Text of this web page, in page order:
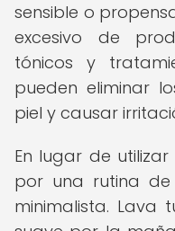
sensible o
excesivo de
tónicos y
pueden eliminar
piel y causar
En lugar de
por una rutina
minimalista. Lava